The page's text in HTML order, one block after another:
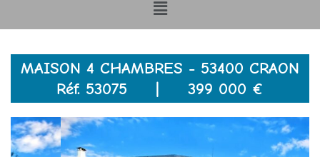
MAISON 4 CHAMBRES - 53400 CRAON
Réf. 53075 | 399 000 €